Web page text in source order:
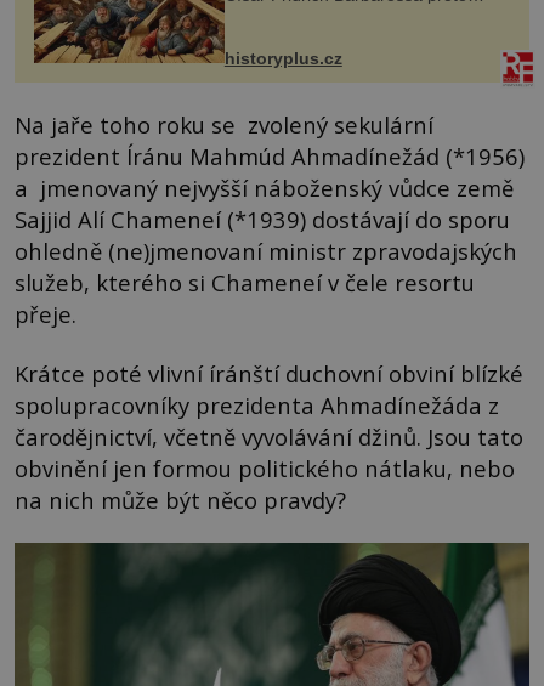
posílá svého syna a dědice Jindřicha
VI. do Erfurtu, aby se stal
prostředníkem při řešení sporu m...
historyplus.cz
Na jaře toho roku se zvolený sekulární
prezident Íránu Mahmúd Ahmadínežád (*1956)
a jmenovaný nejvyšší náboženský vůdce země
Sajjid Alí Chameneí (*1939) dostávají do sporu
ohledně (ne)jmenovaní ministr zpravodajských
služeb, kterého si Chameneí v čele resortu
přeje.
Krátce poté vlivní íránští duchovní obviní blízké
spolupracovníky prezidenta Ahmadínežáda z
čarodějnictví, včetně vyvolávání džinů. Jsou tato
obvinění jen formou politického nátlaku, nebo
na nich může být něco pravdy?